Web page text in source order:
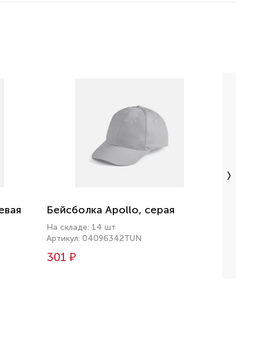
Бейсболка Apollo, серая
На складе: 14 шт
Артикул: 04096342TUN
301 ₽